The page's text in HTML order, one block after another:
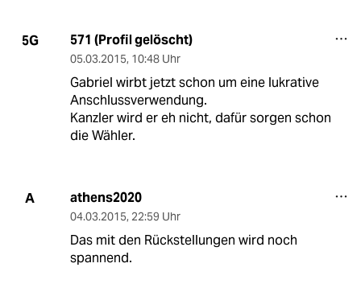
5G 571 (Profil gelöscht)
05.03.2015, 10:48 Uhr
Gabriel wirbt jetzt schon um eine lukrative
Anschlussverwendung.
Kanzler wird er eh nicht, dafür sorgen schon
die Wähler.
A athens2020
04.03.2015, 22:59 Uhr
Das mit den Rückstellungen wird noch
spannend.